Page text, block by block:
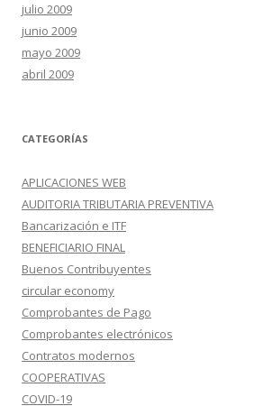
julio 2009
junio 2009
mayo 2009
abril 2009
CATEGORÍAS
APLICACIONES WEB
AUDITORIA TRIBUTARIA PREVENTIVA
Bancarización e ITF
BENEFICIARIO FINAL
Buenos Contribuyentes
circular economy
Comprobantes de Pago
Comprobantes electrónicos
Contratos modernos
COOPERATIVAS
COVID-19